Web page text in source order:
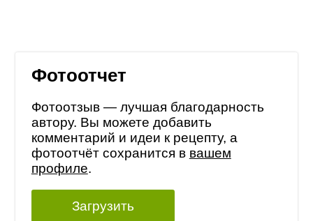
Фотоотчет
Фотоотзыв — лучшая благодарность
автору. Вы можете добавить
комментарий и идеи к рецепту, а
фотоотчёт сохранится в вашем
профиле.
Загрузить